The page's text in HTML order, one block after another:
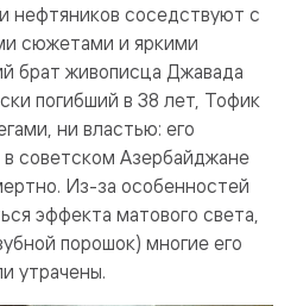
нефтяников соседствуют с
сюжетами и яркими
брат живописца Джавада
погибший в 38 лет, Тофик
ни властью: его
советском Азербайджане
Из-за особенностей
эффекта матового света,
порошок) многие его
утрачены.